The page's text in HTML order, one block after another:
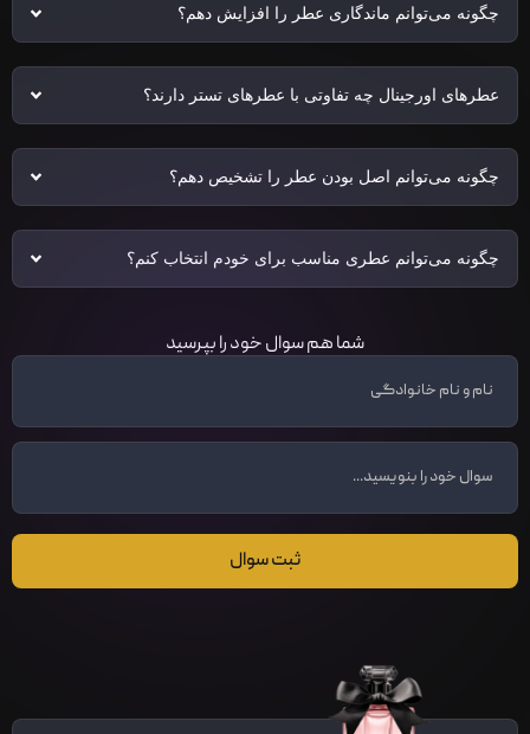
چگونه می‌توانم ماندگاری عطر را افزایش دهم؟
عطرهای اورجینال چه تفاوتی با عطرهای تستر دارند؟
چگونه می‌توانم اصل بودن عطر را تشخیص دهم؟
چگونه می‌توانم عطری مناسب برای خودم انتخاب کنم؟
شما هم سوال خود را بپرسید
ثبت سوال